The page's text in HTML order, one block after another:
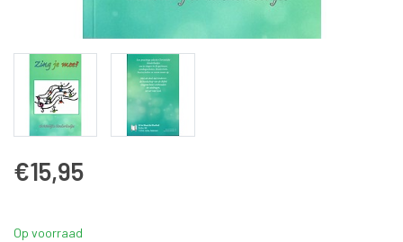
€15,95
Op voorraad